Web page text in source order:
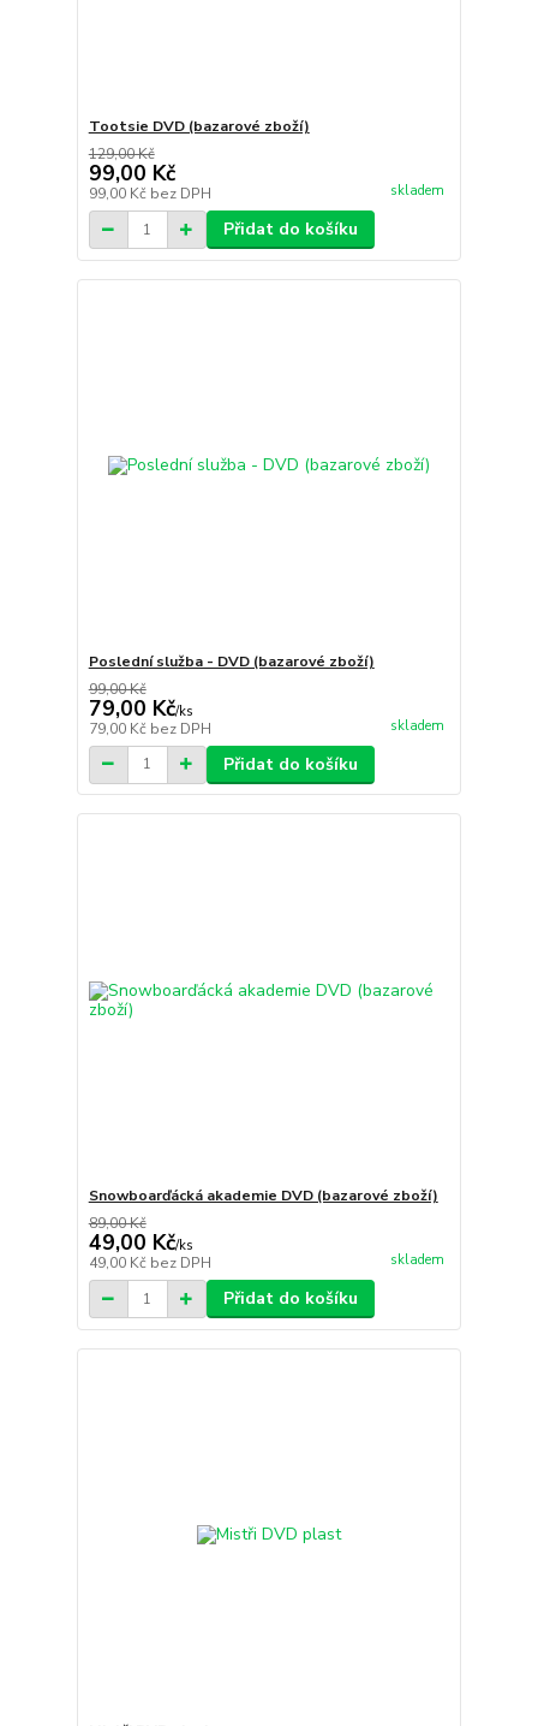
Tootsie DVD (bazarové zboží)
129,00 Kč
99,00 Kč
99,00 Kč bez DPH skladem
Přidat do košíku
Poslední služba - DVD (bazarové zboží)
99,00 Kč
79,00 Kč/ks
79,00 Kč bez DPH skladem
Přidat do košíku
Snowboarďácká akademie DVD (bazarové zboží)
89,00 Kč
49,00 Kč/ks
49,00 Kč bez DPH skladem
Přidat do košíku